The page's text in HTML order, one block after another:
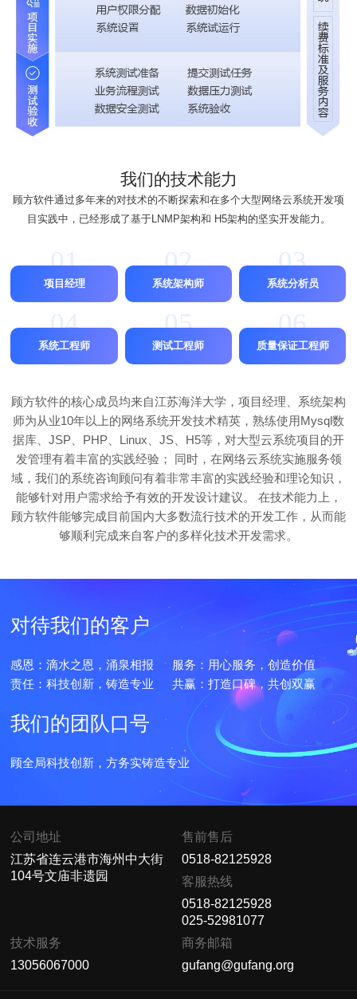
我们的技术能力
顾方软件通过多年来的对技术的不断探索和在多个大型网络云系统开发项
目实践中，已经形成了基于LNMP架构和 H5架构的坚实开发能力。
01
项目经理
02
系统架构师
03
系统分析员
04
系统工程师
05
测试工程师
06
质量保证工程师
顾方软件的核心成员均来自江苏海洋大学，项目经理、系统架构
师为从业10年以上的网络系统开发技术精英，熟练使用Mysql数
据库、JSP、PHP、Linux、JS、H5等，对大型云系统项目的开
发管理有着丰富的实践经验； 同时，在网络云系统实施服务领
域，我们的系统咨询顾问有着非常丰富的实践经验和理论知识，
能够针对用户需求给予有效的开发设计建议。 在技术能力上，
顾方软件能够完成目前国内大多数流行技术的开发工作，从而能
够顺利完成来自客户的多样化技术开发需求。
对待我们的客户
感恩：滴水之恩，涌泉相报
服务：用心服务，创造价值
责任：科技创新，铸造专业
共赢：打造口碑，共创双赢
我们的团队口号
顾全局科技创新，方务实铸造专业
公司地址
江苏省连云港市海州中大街
104号文庙非遗园
售前售后
0518-82125928
客服热线
0518-82125928
025-52981077
技术服务
13056067000
商务邮箱
gufang@gufang.org